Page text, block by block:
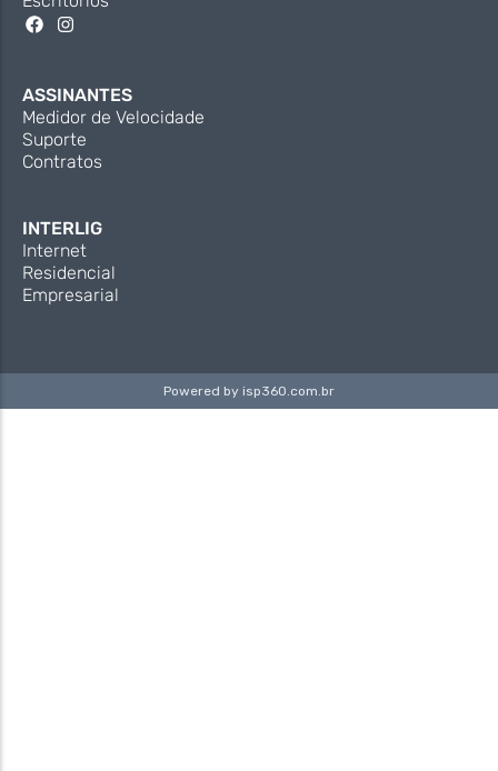
ASSINANTES
Medidor de Velocidade
Suporte
Contratos
INTERLIG
Internet
Residencial
Empresarial
Powered by isp360.com.br